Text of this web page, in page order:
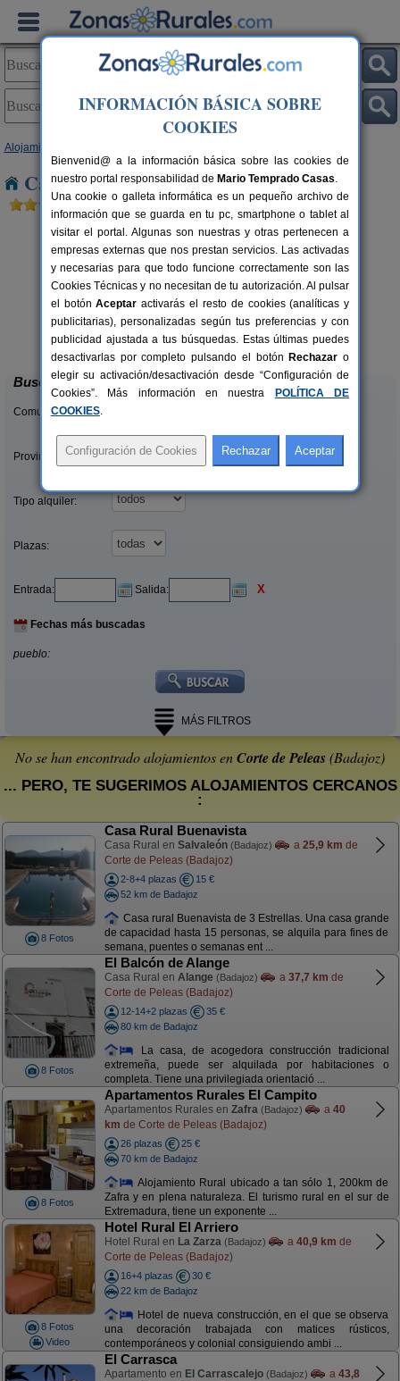
Alojamientos
Casas Rurales cerca de Corte de Peleas
16 pers.
desde20 €
Casas Rurales Las Cuevas
Fuentes de León (Badajoz)
Buscar
Comunidades:
Provincias/Islas:
Tipo alquiler:
Plazas:
Entrada: Salida: X
Fechas más buscadas
pueblo:
MÁS FILTROS
No se han encontrado alojamientos enCorte de Peleas(Badajoz)
... PERO, TE SUGERIMOS ALOJAMIENTOS CERCANOS
:
8 Fotos
Casa Rural Buenavista
Casa Rural en Salvaleón (Badajoz) a 25,9 km de
Corte de Peleas (Badajoz)
2-8+4 plazas
15 €
52 km de Badajoz
Casa rural Buenavista de 3 Estrellas. Una casa grande
de capacidad hasta 15 personas, se alquila para fines de
semana, puentes o semanas ent ...
8 Fotos
El Balcón de Alange
Casa Rural en Alange (Badajoz) a 37,7 km de
Corte de Peleas (Badajoz)
12-14+2 plazas
35 €
80 km de Badajoz
La casa, de acogedora construcción tradicional
extremeña, puede ser alquilada por habitaciones o
completa. Tiene una privilegiada orientació ...
8 Fotos
Apartamentos Rurales El Campito
Apartamentos Rurales en Zafra (Badajoz) a 40
km de Corte de Peleas (Badajoz)
26 plazas
25 €
70 km de Badajoz
Alojamiento Rural ubicado a tan sólo 1, 200km de
Zafra y en plena naturaleza. El turismo rural en el sur de
Extremadura, tiene un exponente ...
8 Fotos
Video
Hotel Rural El Arriero
Hotel Rural en La Zarza (Badajoz) a 40,9 km de
Corte de Peleas (Badajoz)
16+4 plazas
30 €
22 km de Badajoz
Hotel de nueva construcción, en el que se observa
una decoración trabajada con matices rústicos,
contemporáneos y colonial consiguiendo ambi ...
El Carrasca
Apartamento en El Carrascalejo (Badajoz) a 43,8
INFORMACIÓN BÁSICA SOBRE
COOKIES
Bienvenid@ a la información básica sobre las cookies de
nuestro portal responsabilidad de Mario Temprado Casas.
Una cookie o galleta informática es un pequeño archivo de
información que se guarda en tu pc, smartphone o tablet al
visitar el portal. Algunas son nuestras y otras pertenecen a
empresas externas que nos prestan servicios. Las activadas
y necesarias para que todo funcione correctamente son las
Cookies Técnicas y no necesitan de tu autorización. Al pulsar
el botónAceptar activarás el resto de cookies (analíticas y
publicitarias), personalizadas según tus preferencias y con
publicidad ajustada a tus búsquedas. Estas últimas puedes
desactivarlas por completo pulsando el botón Rechazar o
elegir su activación/desactivación desde “Configuración de
Cookies”. Más información en nuestra
POLÍTICA DE
COOKIES.